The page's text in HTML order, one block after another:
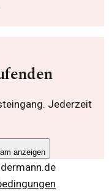
Jederzeit
anzeigen